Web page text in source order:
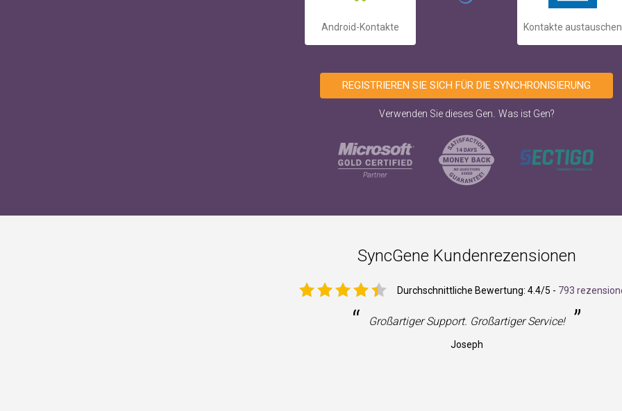
Android-Kontakte Kontakte austauschen
REGISTRIEREN SIE SICH FÜR DIE SYNCHRONISIERUNG
Verwenden Sie dieses Gen. Was ist Gen?
SyncGene Kundenrezensionen
Durchschnittliche Bewertung: 4.4/5 - 793
“ Großartiger Support. Großartiger Service! ”
Joseph